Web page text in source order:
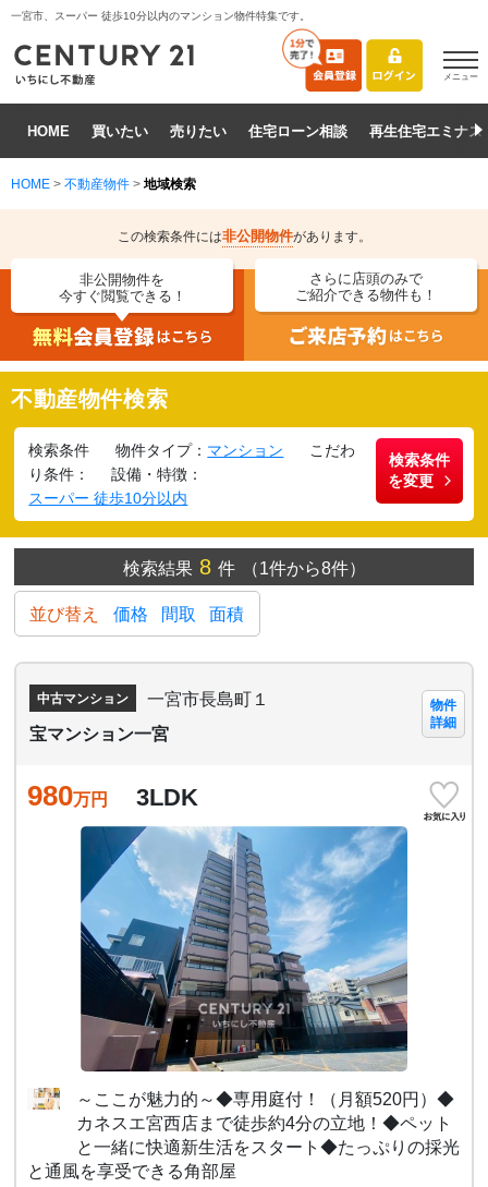
一宮市、スーパー 徒歩10分以内のマンション物件特集です。
メニュー
HOME 買いたい 売りたい 住宅ローン相談 再生住宅エミナス
HOME > 不動産物件 > 地域検索
この検索条件には非公開物件があります。
非公開物件を
今すぐ閲覧できる！
さらに店頭のみで
ご紹介できる物件も！
不動産物件検索
検索条件 物件タイプ： マンション
こだわ
り条件：
設備・特徴：
スーパー 徒歩10分以内
検索条件
を変更
検索結果8 件 （1件から8件）
並び替え 価格 間取 面積
中古マンション
一宮市長島町１
宝マンション一宮
物件
詳細
980万円 3LDK
～ここが魅力的～◆専用庭付！（月額520円）◆
カネスエ宮西店まで徒歩約4分の立地！◆ペット
と一緒に快適新生活をスタート◆たっぷりの採光
と通風を享受できる角部屋